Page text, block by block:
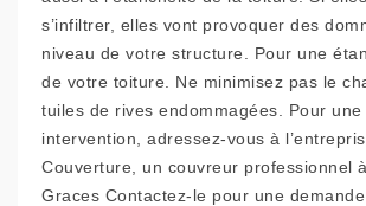
s’infiltrer, elles vont provoquer des
niveau de votre structure. Pour une
de votre toiture. Ne minimisez pas le
tuiles de rives endommagées. Pour une
intervention, adressez-vous à
Couverture, un couvreur professionnel
Graces Contactez-le pour une demande